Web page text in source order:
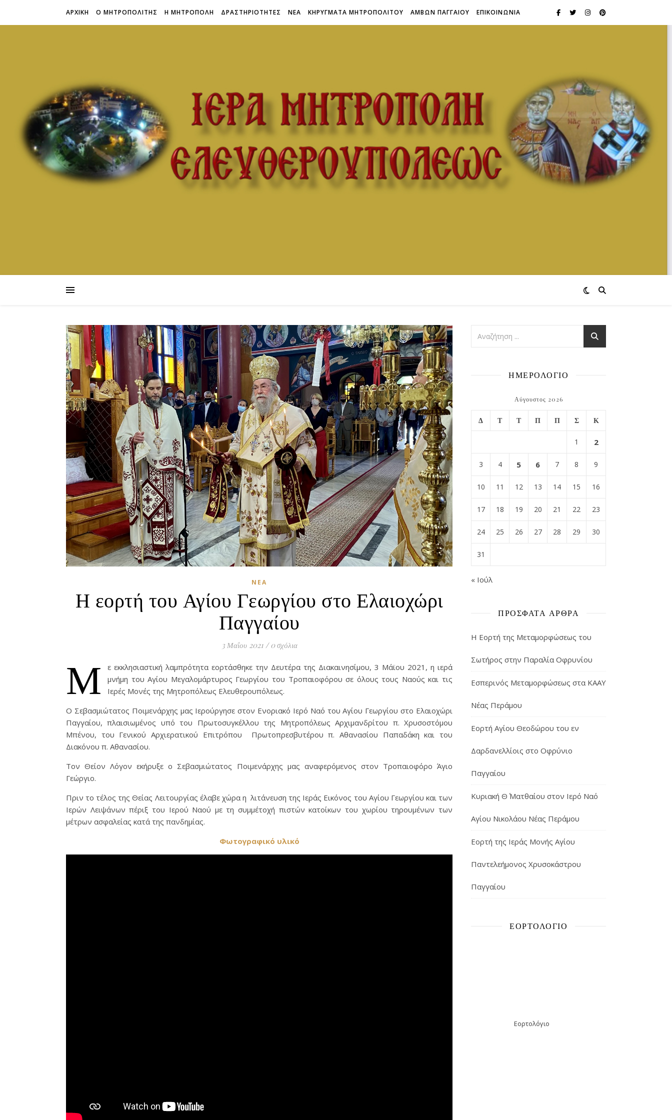
ΑΡΧΙΚΗ Ο ΜΗΤΡΟΠΟΛΙΤΗΣ Η ΜΗΤΡΟΠΟΛΗ ΔΡΑΣΤΗΡΙΟΤΗΤΕΣ ΝΕΑ ΚΗΡΥΓΜΑΤΑ ΜΗΤΡΟΠΟΛΙΤΟΥ ΑΜΒΩΝ ΠΑΓΓΑΙΟΥ ΕΠΙΚΟΙΝΩΝΙΑ
ΝΈΑ
Η εορτή του Αγίου Γεωργίου στο Ελαιοχώρι
Παγγαίου
3 Μαΐου 2021 / 0 σχόλια
Μ
ε εκκλησιαστική λαμπρότητα εορτάσθηκε την Δευτέρα της Διακαινησίμου, 3 Μάϊου 2021, η ιερά
μνήμη του Αγίου Μεγαλομάρτυρος Γεωργίου του Τροπαιοφόρου σε όλους τους Ναούς και τις
Ιερές Μονές της Μητροπόλεως Ελευθερουπόλεως.
Ο Σεβασμιώτατος Ποιμενάρχης μας Ιερούργησε στον Ενοριακό Ιερό Ναό του Αγίου Γεωργίου στο Ελαιοχώρι
Παγγαίου, πλαισιωμένος υπό του Πρωτοσυγκέλλου της Μητροπόλεως Αρχιμανδρίτου π. Χρυσοστόμου
Μπένου, του Γενικού Αρχιερατικού Επιτρόπου Πρωτοπρεσβυτέρου π. Αθανασίου Παπαδάκη και του
Διακόνου π. Αθανασίου.
Τον Θείον Λόγον εκήρυξε ο Σεβασμιώτατος Ποιμενάρχης μας αναφερόμενος στον Τροπαιοφόρο Άγιο
Γεώργιο.
Πριν το τέλος της Θείας Λειτουργίας έλαβε χώρα η λιτάνευση της Ιεράς Εικόνος του Αγίου Γεωργίου και των
Ιερών Λειψάνων πέριξ του Ιερού Ναού με τη συμμέτοχή πιστών κατοίκων του χωρίου τηρουμένων των
μέτρων ασφαλείας κατά της πανδημίας.
Φωτογραφικό υλικό
ΗΜΕΡΟΛΟΓΙΟ
Αύγουστος 2026
Δ Τ Τ Π Π Σ Κ
1 2
3 4 5 6 7 8 9
10 11 12 13 14 15 16
17 18 19 20 21 22 23
24 25 26 27 28 29 30
31
« Ιούλ
ΠΡΌΣΦΑΤΑ ΆΡΘΡΑ
Η Εορτή της Μεταμορφώσεως του
Σωτήρος στην Παραλία Οφρυνίου
Εσπερινός Μεταμορφώσεως στα ΚΑΑΥ
Νέας Περάμου
Εορτή Αγίου Θεοδώρου του εν
Δαρδανελλίοις στο Οφρύνιο
Παγγαίου
Κυριακή Θ΄ Ματθαίου στον Ιερό Ναό
Αγίου Νικολάου Νέας Περάμου
Εορτή της Ιεράς Μονής Αγίου
Παντελεήμονος Χρυσοκάστρου
Παγγαίου
ΕΟΡΤΟΛΌΓΙΟ
Εορτολόγιο